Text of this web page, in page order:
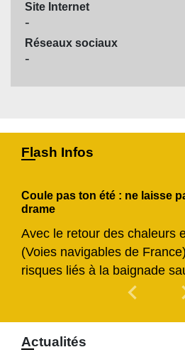
Site Internet
-
Réseaux sociaux
-
Flash Infos
Coule pas ton été : ne laisse
drame
Avec le retour des chaleurs
(Voies navigables de
risques liés à la baignade
chevron_left
Actualités